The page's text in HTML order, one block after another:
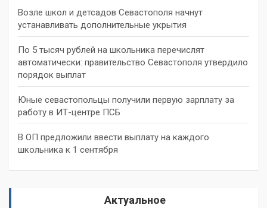
Возле школ и детсадов Севастополя начнут
устанавливать дополнительные укрытия
По 5 тысяч рублей на школьника перечислят
автоматически: правительство Севастополя утвердило
порядок выплат
Юные севастопольцы получили первую зарплату за
работу в ИТ-центре ПСБ
В ОП предложили ввести выплату на каждого
школьника к 1 сентября
Актуальное